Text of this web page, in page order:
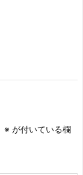
※ が付いている欄